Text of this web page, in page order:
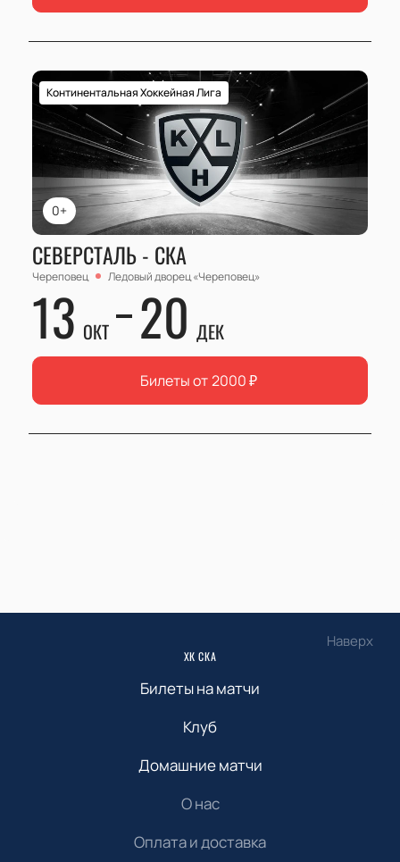
0+
Континентальная Хоккейная Лига
СЕВЕРСТАЛЬ - СКА
Череповец Ледовый дворец «Череповец»
13 ОКТ 20 ДЕК
Билеты от 2000₽
Наверх
ХК СКА
Билеты на матчи
Клуб
Домашние матчи
О нас
Оплата и доставка